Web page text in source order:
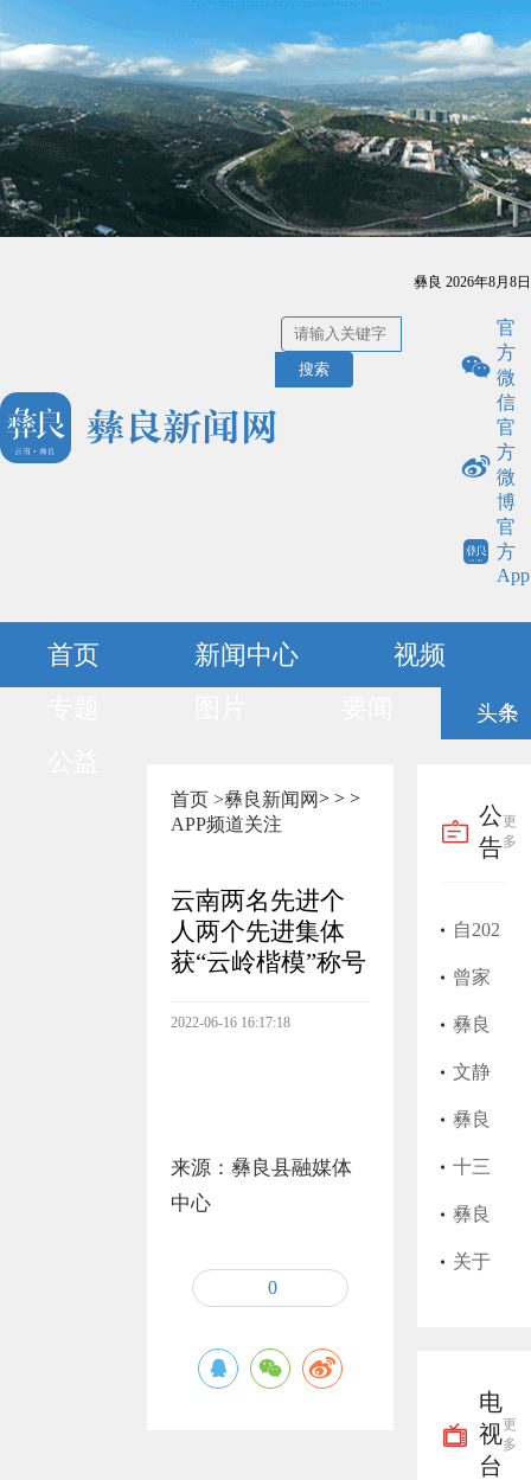
彝良 2026年8月8日
搜索
官
方
微
信
官
方
微
博
官
方
App
首页 新闻中心
视频
头条
首页 >彝良新闻网>
APP频道
>
关注
>
云南两名先进个
人两个先进集体
获“云岭楷模”称号
2022-06-16 16:17:18
来源：彝良县融媒体
中心
0
公
告
更
多
自202
5年1
月开
始，
彝良
县实
行高
龄津
曾家
富医
师执
业证
书遗
失作
废声
彝良
县202
5年上
半年
征兵
公告
文静
莲护
士执
业证
书遗
​彝良
县艺
思美
发店
证过
期作
十三
届彝
良县
巡察
完成
彝良
县粮
备有
限责
关于
领域
腐败
电
视
台
更
多